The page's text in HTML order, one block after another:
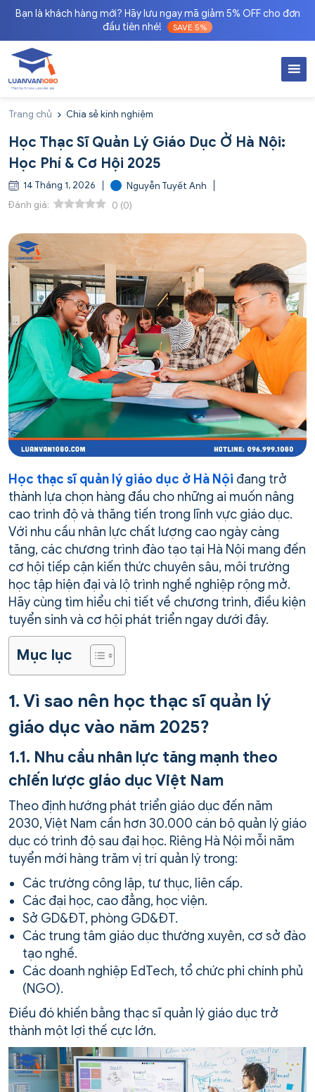
Bạn là khách hàng mới? Hãy lưu ngay mã giảm 5% OFF cho đơn
đầu tiên nhé!
SAVE 5%
Trang chủ Chia sẻ kinh nghiệm
Học Thạc Sĩ Quản Lý Giáo Dục Ở Hà Nội:
Học Phí & Cơ Hội 2025
14 Tháng 1, 2026
Nguyễn Tuyết Anh
Đánh giá:
0 (0)
Học thạc sĩ quản lý giáo dục ở Hà Nội đang trở
thành lựa chọn hàng đầu cho những ai muốn nâng
cao trình độ và thăng tiến trong lĩnh vực giáo dục.
Với nhu cầu nhân lực chất lượng cao ngày càng
tăng, các chương trình đào tạo tại Hà Nội mang đến
cơ hội tiếp cận kiến thức chuyên sâu, môi trường
học tập hiện đại và lộ trình nghề nghiệp rộng mở.
Hãy cùng tìm hiểu chi tiết về chương trình, điều kiện
tuyển sinh và cơ hội phát triển ngay dưới đây.
Mục lục
1. Vì sao nên học thạc sĩ quản lý
giáo dục vào năm 2025?
1.1. Nhu cầu nhân lực tăng mạnh theo
chiến lược giáo dục Việt Nam
Theo định hướng phát triển giáo dục đến năm
2030, Việt Nam cần hơn 30.000 cán bộ quản lý giáo
dục có trình độ sau đại học. Riêng Hà Nội mỗi năm
tuyển mới hàng trăm vị trí quản lý trong:
Các trường công lập, tư thục, liên cấp.
Các đại học, cao đẳng, học viện.
Sở GD&ĐT, phòng GD&ĐT.
Các trung tâm giáo dục thường xuyên, cơ sở đào
tạo nghề.
Các doanh nghiệp EdTech, tổ chức phi chính phủ
(NGO).
Điều đó khiến bằng thạc sĩ quản lý giáo dục trở
thành một lợi thế cực lớn.